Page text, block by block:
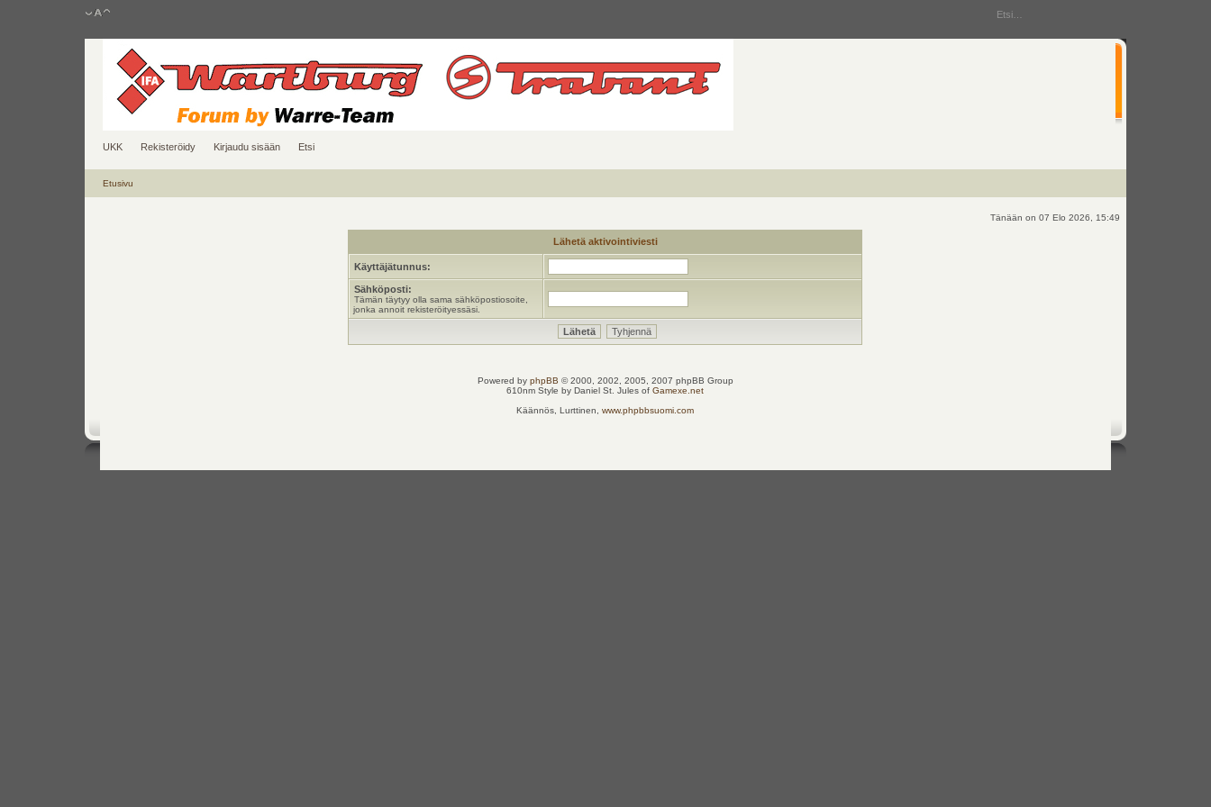
UKK Rekisteröidy Kirjaudu sisään Etsi
Etusivu
Tänään on 07 Elo 2026, 15:49
Lähetä aktivointiviesti
Käyttäjätunnus:
Sähköposti:
Tämän täytyy olla sama sähköpostiosoite,
jonka annoit rekisteröityessäsi.
Powered by phpBB © 2000, 2002, 2005, 2007 phpBB Group
610nm Style by Daniel St. Jules ofGamexe.net
Käännös, Lurttinen,www.phpbbsuomi.com